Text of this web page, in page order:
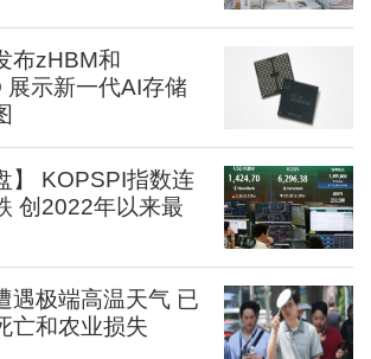
布zHBM和
展示新一代AI存储
】 KOPSPI指数连
创2022年以来最
遇极端高温天气 已
亡和农业损失